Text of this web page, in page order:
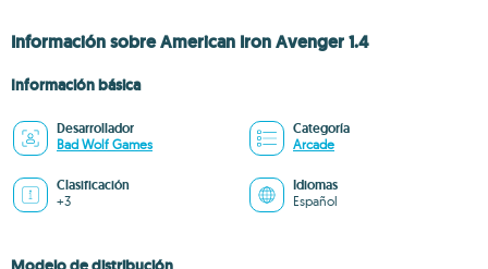
Información sobre American Iron Avenger 1.4
Información básica
Desarrollador
Bad Wolf Games
Categoría
Arcade
Clasificación
+3
Idiomas
Español